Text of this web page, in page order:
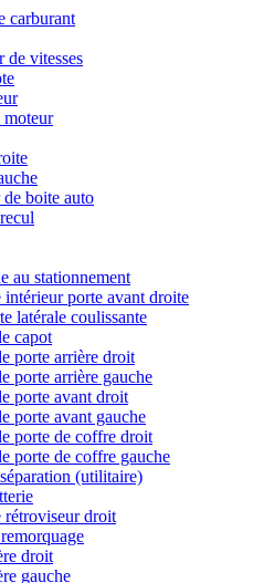
carburant
de vitesses
moteur
boite auto
au stationnement
intérieur porte avant droite
latérale coulissante
capot
porte arrière droit
porte arrière gauche
porte avant droit
porte avant gauche
porte de coffre droit
porte de coffre gauche
(utilitaire)
rétroviseur droit
droit
gauche